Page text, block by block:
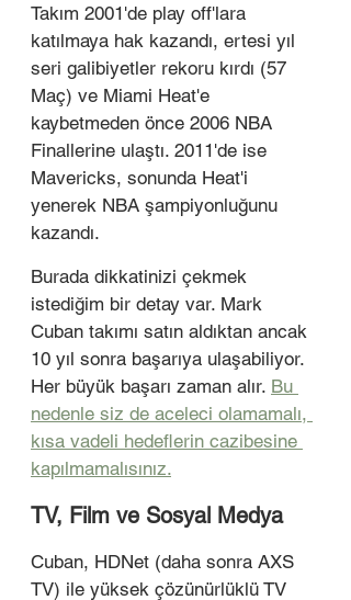
Takım 2001'de play off'lara
katılmaya hak kazandı, ertesi yıl
seri galibiyetler rekoru kırdı (57
Maç) ve Miami Heat'e
kaybetmeden önce 2006 NBA
Finallerine ulaştı. 2011'de ise
Mavericks, sonunda Heat'i
yenerek NBA şampiyonluğunu
kazandı.
Burada dikkatinizi çekmek
istediğim bir detay var. Mark
Cuban takımı satın aldıktan ancak
10 yıl sonra başarıya ulaşabiliyor.
Her büyük başarı zaman alır. Bu
nedenle siz de aceleci olamamalı,
kısa vadeli hedeflerin cazibesine
kapılmamalısınız.
TV, Film ve Sosyal Medya
Cuban, HDNet (daha sonra AXS
TV) ile yüksek çözünürlüklü TV